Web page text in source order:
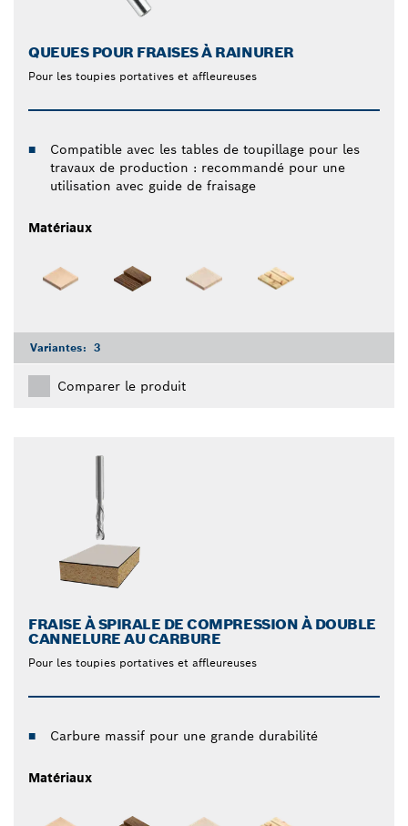
QUEUES POUR FRAISES À RAINURER
Pour les toupies portatives et affleureuses
Compatible avec les tables de toupillage pour les
travaux de production : recommandé pour une
utilisation avec guide de fraisage
Matériaux
Variantes: 3
Comparer le produit
FRAISE À SPIRALE DE COMPRESSION À DOUBLE
CANNELURE AU CARBURE
Pour les toupies portatives et affleureuses
Carbure massif pour une grande durabilité
Matériaux